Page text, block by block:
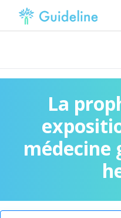
La
médecine